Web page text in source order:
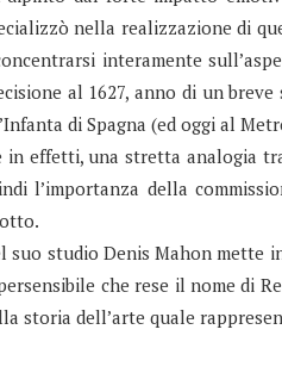
nella realizzazione di
interamente
al 1627, anno di un
di Spagna (ed oggi al
in effetti, una stretta analogia
l’importanza della
suo studio Denis Mahon mette
che rese il nome di
storia dell’arte quale